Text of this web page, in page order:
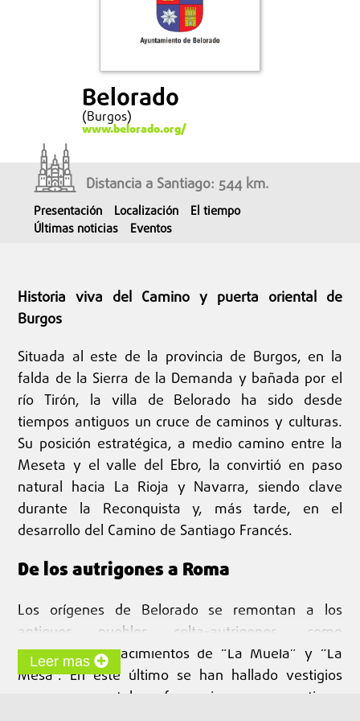
Belorado
(Burgos)
www.belorado.org/
Distancia a Santiago: 544 km.
Presentación Localización
El tiempo
Últimas noticias
Eventos
Historia viva del Camino y puerta oriental de
Burgos
Situada al este de la provincia de Burgos, en la
falda de la Sierra de la Demanda y bañada por el
río Tirón, la villa de Belorado ha sido desde
tiempos antiguos un cruce de caminos y culturas.
Su posición estratégica, a medio camino entre la
Meseta y el valle del Ebro, la convirtió en paso
natural hacia La Rioja y Navarra, siendo clave
durante la Reconquista y, más tarde, en el
desarrollo del Camino de Santiago Francés.
De los autrigones a Roma
Los orígenes de Belorado se remontan a los
antiguos pueblos celta-autrigones, como
muestran los yacimientos de “La Muela” y “La
Mesa”. En este último se han hallado vestigios
romanos —estelas funerarias, aras votivas,
Leer mas